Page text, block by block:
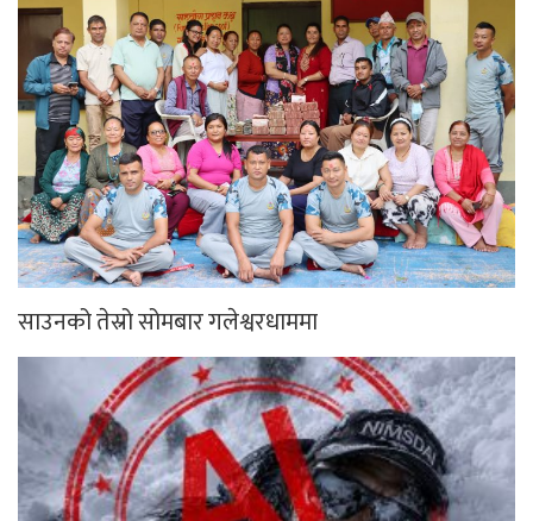
साउनको तेस्रो सोमबार गलेश्वरधाममा